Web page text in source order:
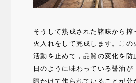
そうして熟成された諸味から搾
火入れをして完成します。この
活動を止めて，品質の変化を防
日のように味わっている醤油が
暇かけて作られていることが分